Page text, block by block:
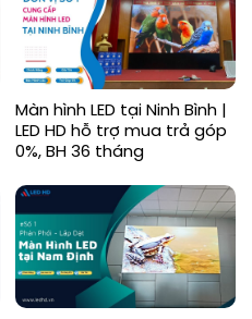
Màn hình LED tại Ninh Bình |
LED HD hỗ trợ mua trả góp
0%, BH 36 tháng